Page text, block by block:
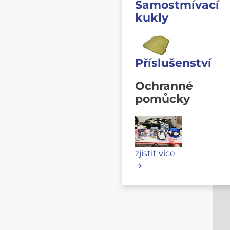
Samostmívací
kukly
Příslušenství
Ochranné
pomůcky
zjistit více